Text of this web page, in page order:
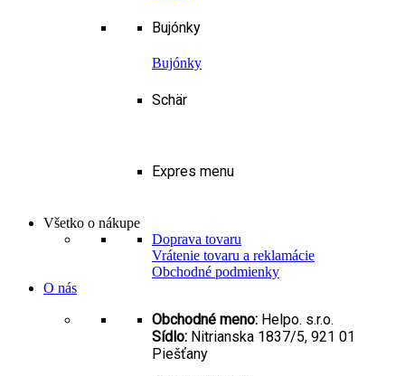
Bujónky
Bujónky
Schär
Expres menu
Všetko o nákupe
Doprava tovaru
Vrátenie tovaru a reklamácie
Obchodné podmienky
O nás
Obchodné meno: Helpo. s.r.o.
Sídlo: Nitrianska 1837/5, 921 01
Piešťany